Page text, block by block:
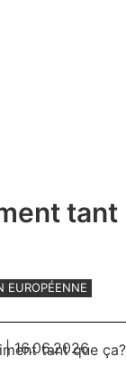
tant
EUROPÉENNE
| 16.06.2026